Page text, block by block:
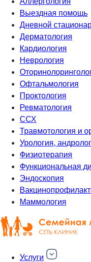
Выездная помощь
Дневной
Дерматология
Кардиология
Неврология
Офтальмология
Проктология
Ревматология
ССХ
Травмотология и
Урология,
Физиотерапия
Функциональная
Эндоскопия
Маммология
Услуги